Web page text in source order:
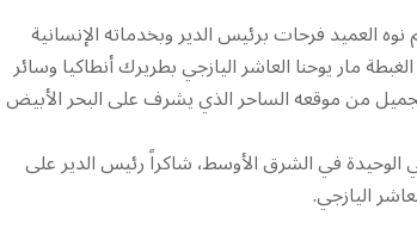
العميد فرحات برئيس الدير وبخدماته الإنسانية
مار يوحنا العاشر اليازجي بطريرك أنطاكيا وسائر
من موقعه الساحر الذي يشرف على البحر الأبيض
الوحيدة في الشرق الأوسط، شاكراً رئيس الدير على
اليازجي.